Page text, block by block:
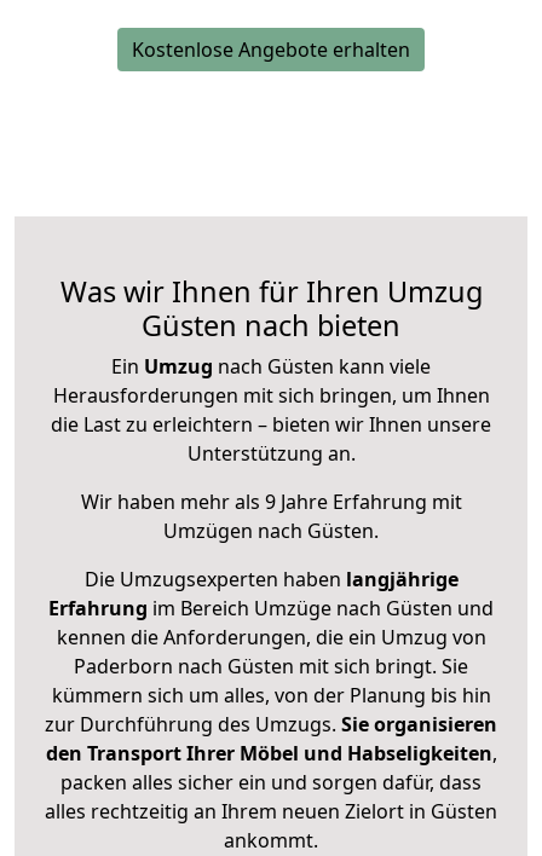
Kostenlose Angebote erhalten
Was wir Ihnen für Ihren Umzug
Güsten nach bieten
Ein Umzug nach Güsten kann viele
Herausforderungen mit sich bringen, um Ihnen
die Last zu erleichtern – bieten wir Ihnen unsere
Unterstützung an.
Wir haben mehr als 9 Jahre Erfahrung mit
Umzügen nach Güsten.
Die Umzugsexperten haben langjährige
Erfahrung im Bereich Umzüge nach Güsten und
kennen die Anforderungen, die ein Umzug von
Paderborn nach Güsten mit sich bringt. Sie
kümmern sich um alles, von der Planung bis hin
zur Durchführung des Umzugs. Sie organisieren
den Transport Ihrer Möbel und Habseligkeiten,
packen alles sicher ein und sorgen dafür, dass
alles rechtzeitig an Ihrem neuen Zielort in Güsten
ankommt.